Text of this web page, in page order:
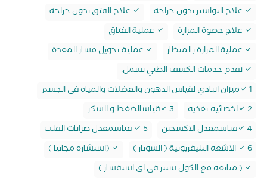
علاج البواسير بدون جراحة
علاج الفتق بدون جراحة
علاج حصوة المرارة
عملية الفتاق
عملية المرارة بالمنظار
عملية تحويل مسار المعدة
نقدم خدمات الكشف الطبي يشمل:
1ميزان انبادي لقياس الدهون والعضلات والمياه في الجسم
2اخصائيه تغذيه
3قياسالضغط و السكر
4قياسمعدل الاكسچين
5 قياسمعدل ضرابات القلب
6 الاشعه التليفزيونية ( السونار )
(استشاره مجانيا )
( متابعه مع الكول سنتر فى اى استفسار )